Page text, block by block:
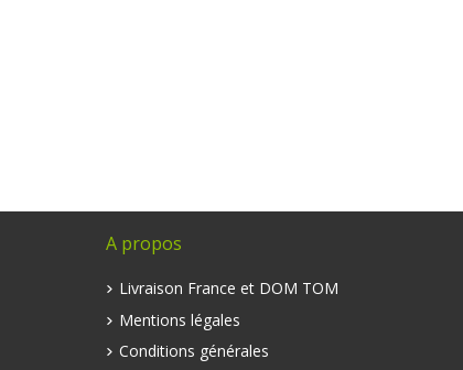
A propos
Livraison France et DOM TOM
Mentions légales
Conditions générales